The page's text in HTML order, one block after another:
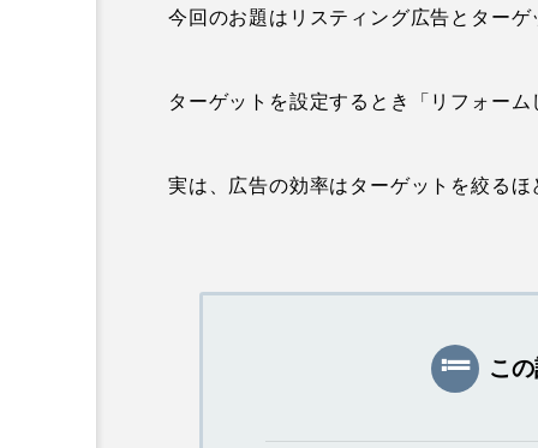
今回のお題はリスティング広告とターゲ
ターゲットを設定するとき「リフォー
実は、広告の効率はターゲットを絞る
こ